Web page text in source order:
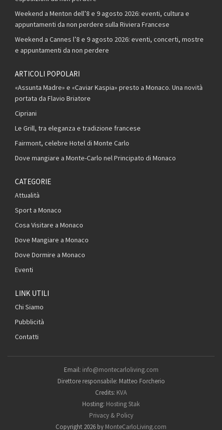
Weekend a Menton dell’8 e 9 agosto 2026: eventi, cultura e
appuntamenti da non perdere sulla Riviera Francese
Weekend a Cannes l’8 e 9 agosto 2026: eventi, concerti, mostre
e appuntamenti da non perdere
ARTICOLI POPOLARI
«Assunta Madre» e «Caviar Kaspia» presto a Monaco. Una novità
portata da Flavio Briatore
Cipriani
Le Grill, tra eleganza e tradizione francese
Fairmont, celebre Hotel di Monte Carlo
Dove mangiare a Monte-Carlo nel Principato di Monaco
CATEGORIE
Attualità
Sport a Monaco
Cosa Visitare a Monaco
Dove Mangiare a Monaco
Dove Dormire a Monaco
Eventi
LINK UTILI
Chi Siamo
Pubblicità
Contatti
Email: info@montecarloliving.com
Direttore responsabile: Matteo Forcherio
Credits: KVA
Hosting: Hosting Stak
Privacy & Policy
Copyright 2026 by MonteCarloLiving.com